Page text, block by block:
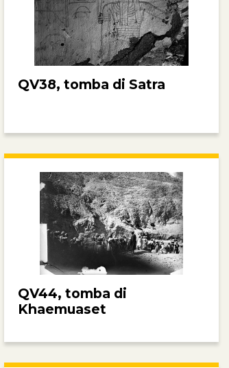
QV38, tomba di Satra
QV44, tomba di
Khaemuaset